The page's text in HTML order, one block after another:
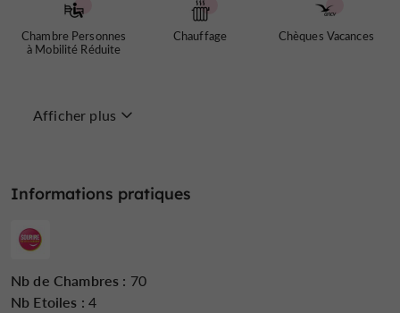
Chambre Personnes
à Mobilité Réduite
Chauffage Chèques Vacances
Afficher plus
Informations pratiques
Nb de Chambres : 70
Nb Etoiles : 4